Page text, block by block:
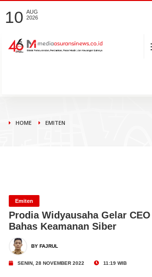
10 AUG
2026
HOME EMITEN
Emiten
Prodia Widyausaha Gelar
Bahas Keamanan Siber
BY FAJRUL
SENIN, 28 NOVEMBER 2022 11:19 WIB